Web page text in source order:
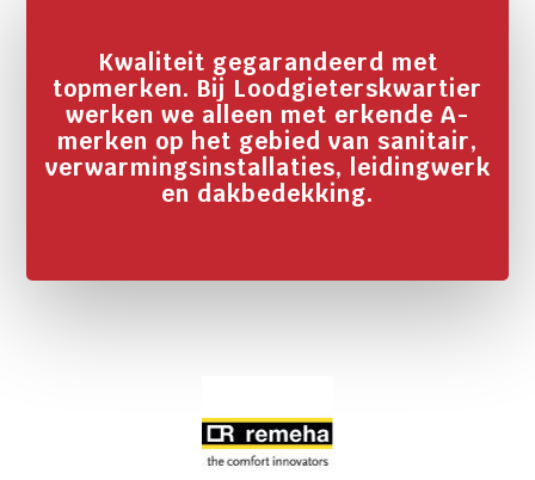
Kwaliteit gegarandeerd met
topmerken. Bij Loodgieterskwartier
werken we alleen met erkende A-
merken op het gebied van sanitair,
verwarmingsinstallaties, leidingwerk
en dakbedekking.